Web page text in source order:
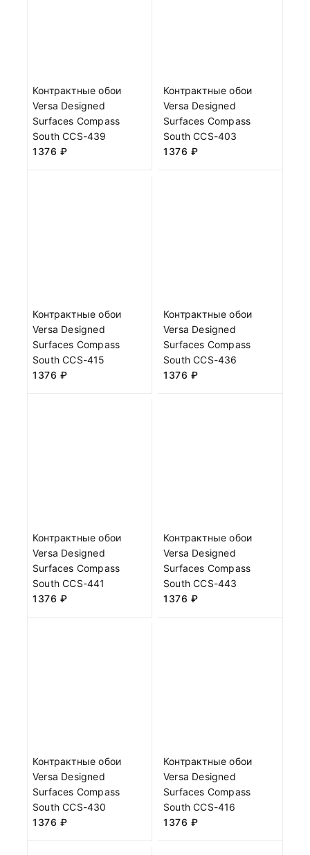
Контрактные обои
Versa Designed
Surfaces Compass
South CCS-439
1376 ₽
Контрактные обои
Versa Designed
Surfaces Compass
South CCS-403
1376 ₽
Контрактные обои
Versa Designed
Surfaces Compass
South CCS-415
1376 ₽
Контрактные обои
Versa Designed
Surfaces Compass
South CCS-436
1376 ₽
Контрактные обои
Versa Designed
Surfaces Compass
South CCS-441
1376 ₽
Контрактные обои
Versa Designed
Surfaces Compass
South CCS-443
1376 ₽
Контрактные обои
Versa Designed
Surfaces Compass
South CCS-430
1376 ₽
Контрактные обои
Versa Designed
Surfaces Compass
South CCS-416
1376 ₽